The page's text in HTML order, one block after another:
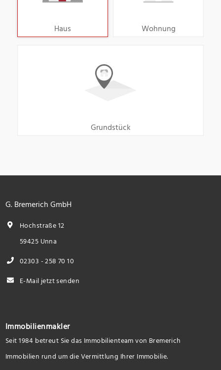
Haus Wohnung
Grundstück
G. Bremerich GmbH
Hochstraße 12
59425 Unna
02303 - 258 70 10
E-Mail jetzt senden
Immobilienmakler
Seit 1984 betreut Sie das Immobilienteam von Bremerich
Immobilien rund um die Vermittlung Ihrer Immobilie.